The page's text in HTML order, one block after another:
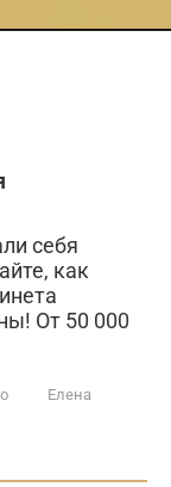
себя
как
От 50 000
Елена